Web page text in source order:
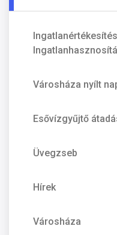
Városháza nyílt
Esővízgyűjtő
Üvegzseb
Hírek
Városháza